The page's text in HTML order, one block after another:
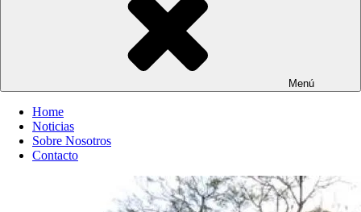
Menú
Home
Noticias
Sobre Nosotros
Contacto